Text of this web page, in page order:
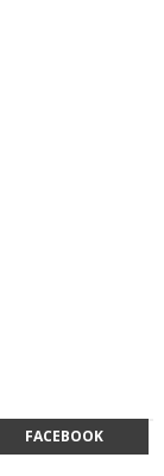
FACEBOOK